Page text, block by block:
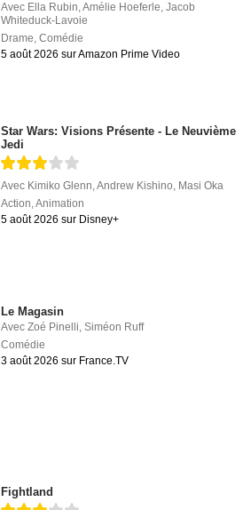
Avec Ella Rubin,Amélie Hoeferle,Jacob
Whiteduck-Lavoie
Drame,Comédie
5 août 2026 sur Amazon Prime Video
Star Wars: Visions Présente - Le Neuvième
Jedi
Avec Kimiko Glenn ,Andrew Kishino Masi Oka
Action ,Animation
5 août 2026 sur Disney+
Le Magasin
AvecZoé Pinelli,Siméon Ruff
Comédie
3 août 2026 sur France.TV
Fightland